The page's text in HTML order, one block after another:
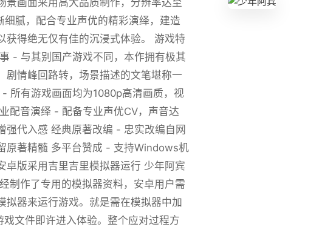
细腻，配合专业声优的精彩演绎，建造
获得绝无仅有佳的沉浸式体验。 游戏特
- 与其别国产游戏不同，本作拥有极其
剧情峰回路转，场景描述的文笔堪称一
所有游戏画面均为1080p高清画质，视
配音演绎 - 配备专业声优CV，声音达
强代入感 经典原著改编 - 忠实改编自网
原著精髓 多平台赞成 - 支持Windows机
卓版采用吉里吉里模拟器运行 少年阿宾
制作了专用的模拟器资料，安卓用户需
拟器来运行游戏。就是需在模拟器中加
戏文件即许进入体验。整个应对过程方